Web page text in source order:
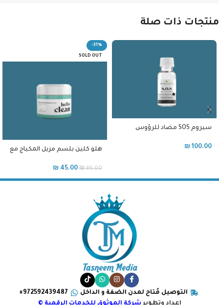
منتجات ذات صلة
سيروم SOS مضاد للرؤوس
₪ 100.00
-31%
SOLD OUT
هلو كلين بلسم مزيل المكياج مع
الدهنية و المختلطة
₪65.00
₪ 45.00
التوصيل مُتاح لمدن الضفة و الداخل
972592439487+